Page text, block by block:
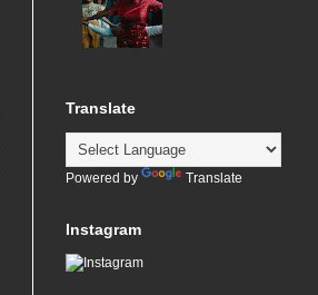
Translate
Powered by Translate
Instagram